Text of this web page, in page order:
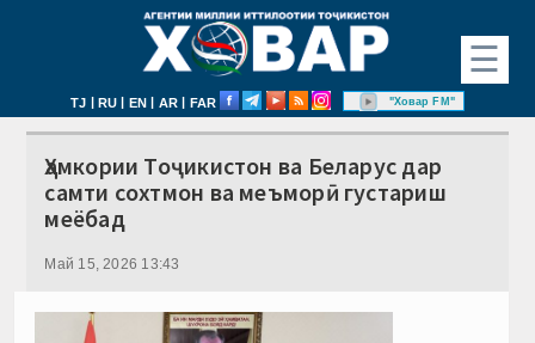
☰
TJ | RU | EN | AR | FAR "Ховар FM"
Ҳамкории Тоҷикистон ва Беларус дар
самти сохтмон ва меъморӣ густариш
меёбад
Май 15, 2026 13:43